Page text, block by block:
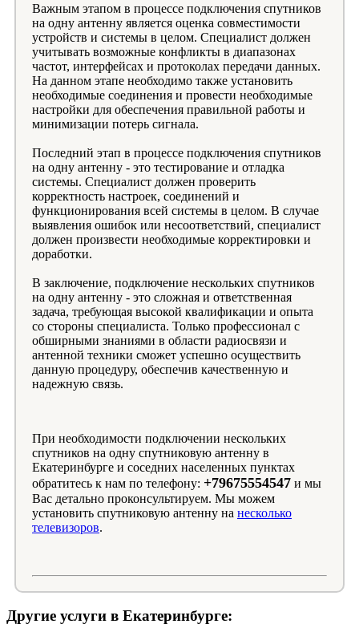
Важным этапом в процессе подключения спутников
на одну антенну является оценка совместимости
устройств и системы в целом. Специалист должен
учитывать возможные конфликты в диапазонах
частот, интерфейсах и протоколах передачи данных.
На данном этапе необходимо также установить
необходимые соединения и провести необходимые
настройки для обеспечения правильной работы и
минимизации потерь сигнала.
Последний этап в процессе подключения спутников
на одну антенну - это тестирование и отладка
системы. Специалист должен проверить
корректность настроек, соединений и
функционирования всей системы в целом. В случае
выявления ошибок или несоответствий, специалист
должен произвести необходимые корректировки и
доработки.
В заключение, подключение нескольких спутников
на одну антенну - это сложная и ответственная
задача, требующая высокой квалификации и опыта
со стороны специалиста. Только профессионал с
обширными знаниями в области радиосвязи и
антенной техники сможет успешно осуществить
данную процедуру, обеспечив качественную и
надежную связь.
При необходимости подключении нескольких
спутников на одну спутниковую антенну в
Екатеринбурге и соседних населенных пунктах
обратитесь к нам по телефону: +79675554547 и мы
Вас детально проконсультируем. Мы можем
установить спутниковую антенну на несколько
телевизоров.
Другие услуги в Екатеринбурге: